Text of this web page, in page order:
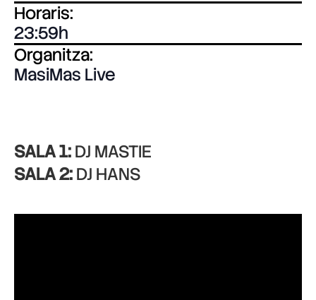
Horaris:
23:59
Organitza:
MasiMas Live
SALA 1:DJ MASTIE
SALA 2:DJ HANS